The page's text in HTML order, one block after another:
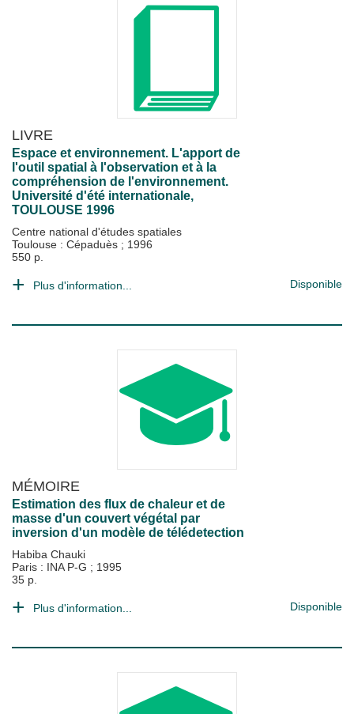
LIVRE
Espace et environnement. L'apport de
l'outil spatial à l'observation et à la
compréhension de l'environnement.
Université d'été internationale,
TOULOUSE 1996
Centre national d'études spatiales
Toulouse : Cépaduès ; 1996
550 p.
Plus d'information... Disponible
MÉMOIRE
Estimation des flux de chaleur et de
masse d'un couvert végétal par
inversion d'un modèle de télédetection
Habiba Chauki
Paris : INA P-G ; 1995
35 p.
Plus d'information... Disponible